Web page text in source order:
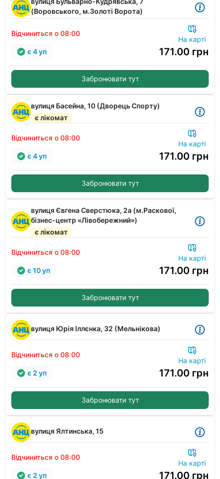
(Воровського, м.Золоті Ворота)
Відчиниться о 08:00
На карті
171.00 грн
є 4 уп
Забронювати тут
вулиця Басейна, 10 (Дворець Спорту)
є лікомат
Відчиниться о 08:00
На карті
171.00 грн
є 4 уп
Забронювати тут
вулиця Євгена Сверстюка, 2а (м.Раскової,
бізнес-центр «Лівобережний»)
є лікомат
Відчиниться о 08:00
На карті
171.00 грн
є 10 уп
Забронювати тут
вулиця Юрія Іллєнка, 32 (Мельнікова)
Відчиниться о 08:00
На карті
171.00 грн
є 2 уп
Забронювати тут
вулиця Ялтинська, 15
Відчиниться о 08:00
На карті
171.00 грн
є 2 уп